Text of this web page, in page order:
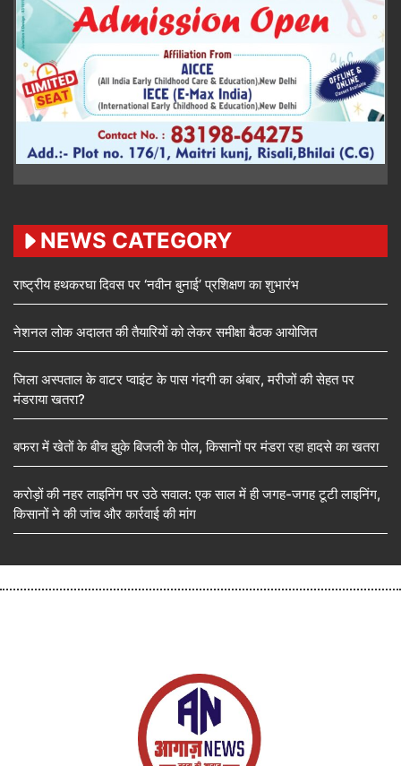
NEWS CATEGORY
राष्ट्रीय हथकरघा दिवस पर ‘नवीन बुनाई’ प्रशिक्षण का शुभारंभ
नेशनल लोक अदालत की तैयारियों को लेकर समीक्षा बैठक आयोजित
जिला अस्पताल के वाटर प्वाइंट के पास गंदगी का अंबार, मरीजों की सेहत पर
मंडराया खतरा?
बफरा में खेतों के बीच झुके बिजली के पोल, किसानों पर मंडरा रहा हादसे का खतरा
करोड़ों की नहर लाइनिंग पर उठे सवाल: एक साल में ही जगह-जगह टूटी लाइनिंग,
किसानों ने की जांच और कार्रवाई की मांग